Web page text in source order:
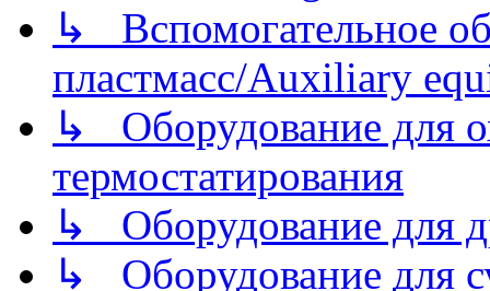
↳ Вспомогательное
пластмасс/Auxiliary
↳ Оборудование для
термостатирования
↳ Оборудование для
↳ Оборудование для